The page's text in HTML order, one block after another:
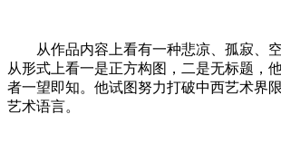
从作品内容上看有一种悲凉、孤寂、空
从形式上看一是正方构图，二是无标题，
者一望即知。他试图努力打破中西艺术界
艺术语言。